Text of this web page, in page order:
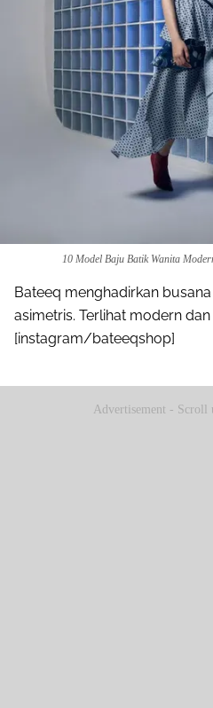
10 Model Baju Batik Wanita
Bateeq menghadirkan
asimetris. Terlihat modern
[instagram/bateeqshop]
Advertisement - Scroll